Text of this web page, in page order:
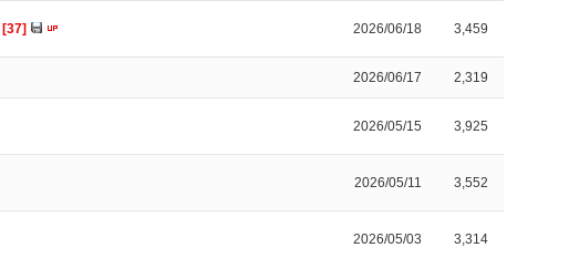
[37] 2026/06/18 3,459
2026/06/17 2,319
2026/05/15 3,925
2026/05/11 3,552
2026/05/03 3,314